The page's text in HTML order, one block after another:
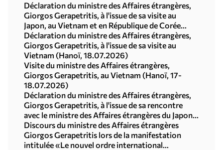
Déclaration du ministre des Affaires étrangères,
Giorgos Gerapetritis, à l'issue de sa visite au
Japon, au Vietnam et en République de Corée
(Séoul, 21.07.2026)
Déclaration du ministre des Affaires étrangères,
Giorgos Gerapetritis, à l'issue de sa visite au
Vietnam (Hanoï, 18.07.2026)
Visite du ministre des Affaires étrangères,
Giorgos Gerapetritis, au Vietnam (Hanoï, 17-
18.07.2026)
Déclaration du ministre des Affaires étrangères,
Giorgos Gerapetritis, à l'issue de sa rencontre
avec le ministre des Affaires étrangères du Japon,
Toshimitsu Motegi (Tokyo, 16.07.2026)
Discours du ministre des Affaires étrangères
Giorgos Gerapetritis lors de la manifestation
intitulée «Le nouvel ordre international